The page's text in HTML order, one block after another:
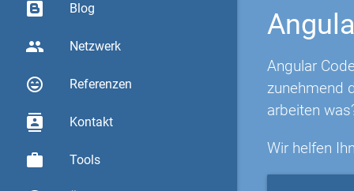
Blog
group Netzwerk
sentiment_very_satisfied Referenzen
contacts Kontakt
work Tools
Angular
zunehmend
arbeiten
Wir helfen